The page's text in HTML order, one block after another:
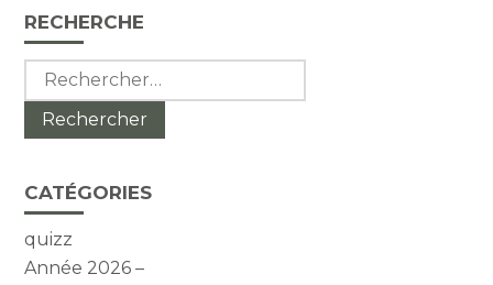
Blog
sidebar
RECHERCHE
Rechercher :
CATÉGORIES
quizz
Année 2026 –